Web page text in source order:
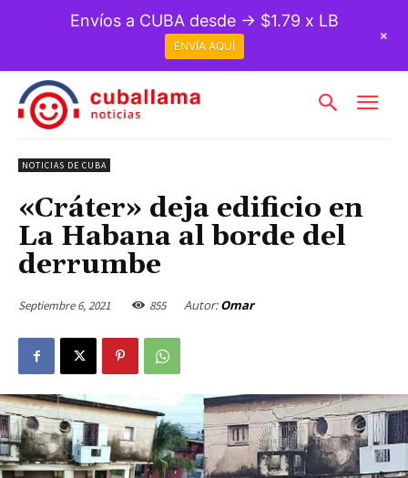
NOTICIAS DE CUBA
«Cráter» deja edificio en
La Habana al borde del
derrumbe
Septiembre 6, 2021 855 Autor: Omar
Envíos a CUBA desde → $1.79 x LB
ENVÍA AQUÍ
+